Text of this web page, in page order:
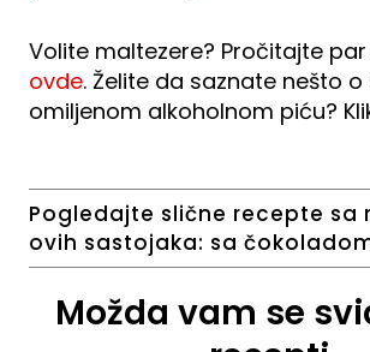
Volite maltezere? Pročitajte
ovde. Želite da saznate nešto
omiljenom alkoholnom piću?
Pogledajte slične recepte sa
ovih sastojaka: sa
Možda vam se